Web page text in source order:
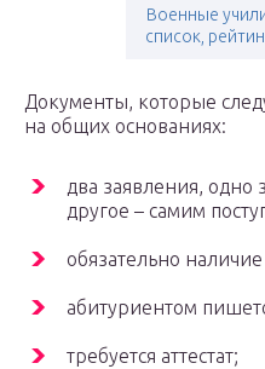
Военные
список,
Документы, которые
на общих основаниях:
два заявления, одно
другое – самим
обязательно
абитуриентом
требуется аттестат;